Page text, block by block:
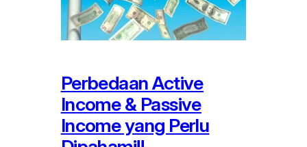
Perbedaan Active
Income & Passive
Income yang Perlu